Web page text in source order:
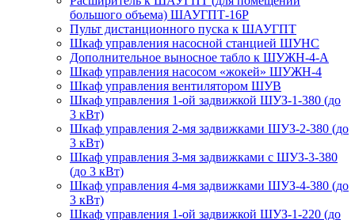
большого объема) ШАУГПТ-16Р
Пульт дистанционного пуска к ШАУГПТ
Шкаф управления насосной станцией ШУНС
Дополнительное выносное табло к ШУЖН-4-А
Шкаф управления насосом «жокей» ШУЖН-4
Шкаф управления вентилятором ШУВ
Шкаф управления 1-ой задвижкой ШУЗ-1-380 (до
3 кВт)
Шкаф управления 2-мя задвижками ШУЗ-2-380 (до
3 кВт)
Шкаф управления 3-мя задвижками с ШУЗ-3-380
(до 3 кВт)
Шкаф управления 4-мя задвижками ШУЗ-4-380 (до
3 кВт)
Шкаф управления 1-ой задвижкой ШУЗ-1-220 (до